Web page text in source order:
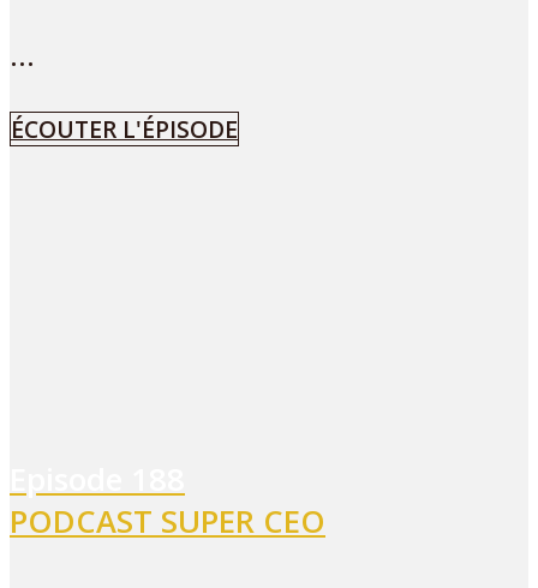
...
ÉCOUTER L'ÉPISODE
PODCAST SUPER CEO